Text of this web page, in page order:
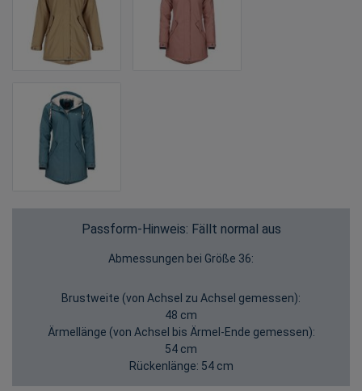
Passform-Hinweis: Fällt normal aus
Abmessungen bei Größe 36:
Brustweite (von Achsel zu Achsel gemessen):
48 cm
Ärmellänge (von Achsel bis Ärmel-Ende gemessen):
54 cm
Rückenlänge: 54 cm